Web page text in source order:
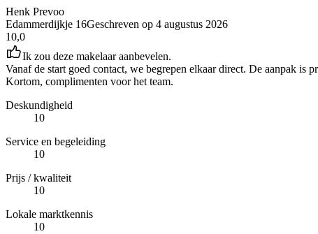
Henk Prevoo
Edammerdijkje 16Geschreven op 4 augustus 2026
10,0
Ik zou deze makelaar aanbevelen.
Vanaf de start goed contact, we begrepen elkaar direct. De aanpak
Kortom, complimenten voor het team.
Deskundigheid
10
Service en begeleiding
10
Prijs / kwaliteit
10
Lokale marktkennis
10